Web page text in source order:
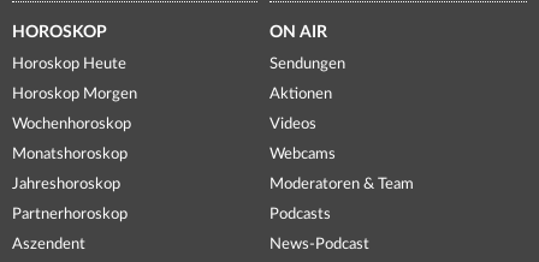
HOROSKOP
Horoskop Heute
Horoskop Morgen
Wochenhoroskop
Monatshoroskop
Jahreshoroskop
Partnerhoroskop
Aszendent
ON AIR
Sendungen
Aktionen
Videos
Webcams
Moderatoren & Team
Podcasts
News-Podcast